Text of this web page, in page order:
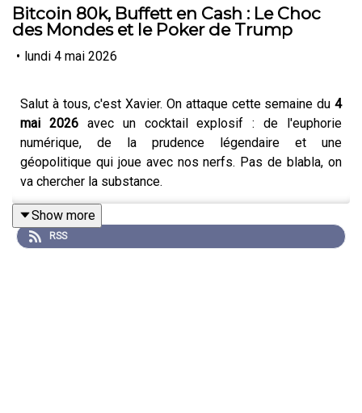
Bitcoin 80k, Buffett en Cash : Le Choc
des Mondes et le Poker de Trump
• lundi 4 mai 2026
Salut à tous, c'est Xavier. On attaque cette semaine du 4
mai 2026avec un cocktail explosif : de l'euphorie
numérique, de la prudence légendaire et une
géopolitique qui joue avec nos nerfs. Pas de blabla, on
va chercher la substance.
🇮🇷 IRAN : Le Bras de Fer s'intensifie (Flash 10h)
Show more
RSS